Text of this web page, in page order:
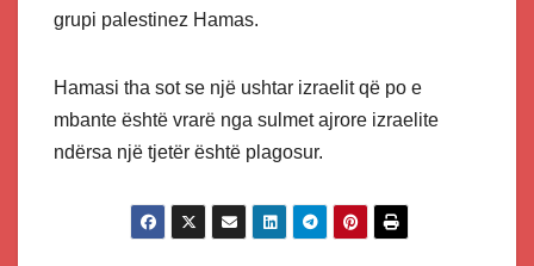
grupi palestinez Hamas.
Hamasi tha sot se një ushtar izraelit që po e
mbante është vrarë nga sulmet ajrore izraelite
ndërsa një tjetër është plagosur.